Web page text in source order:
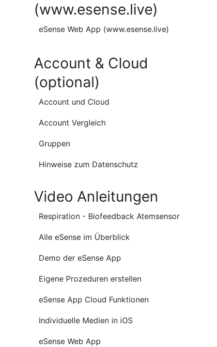
(www.esense.live)
eSense Web App (www.esense.live)
Account & Cloud
(optional)
Account und Cloud
Account Vergleich
Gruppen
Hinweise zum Datenschutz
Video Anleitungen
Respiration - Biofeedback Atemsensor
Alle eSense im Überblick
Demo der eSense App
Eigene Prozeduren erstellen
eSense App Cloud Funktionen
Individuelle Medien in iOS
eSense Web App